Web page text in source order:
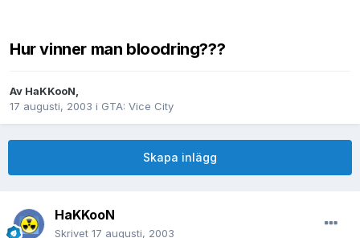
Hur vinner man bloodring???
Av HaKKooN,
17 augusti, 2003 i GTA: Vice City
Skapa inlägg
HaKKooN
Skrivet 17 augusti, 2003